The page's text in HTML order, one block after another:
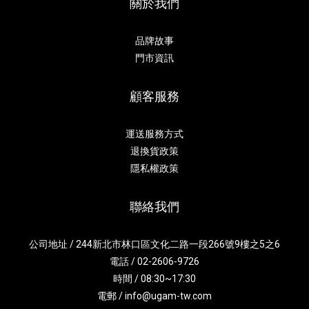
關於我們
品牌故事
門市資訊
顧客服務
運送服務方式
退換貨政策
隱私權政策
聯絡我們
公司地址 / 244新北市林口區文化二路一段266號9樓之5之6
電話 / 02-2606-9726
時間 / 08:30~17:30
電郵 / info@ugam-tw.com